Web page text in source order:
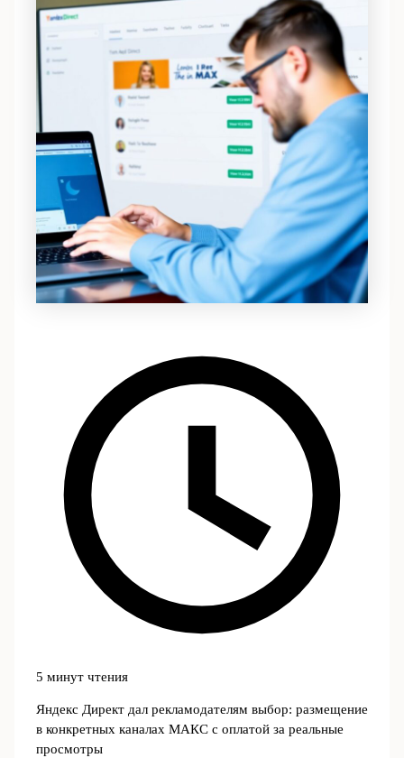
5 минут чтения
Яндекс Директ дал рекламодателям выбор: размещение
в конкретных каналах МАКС с оплатой за реальные
просмотры